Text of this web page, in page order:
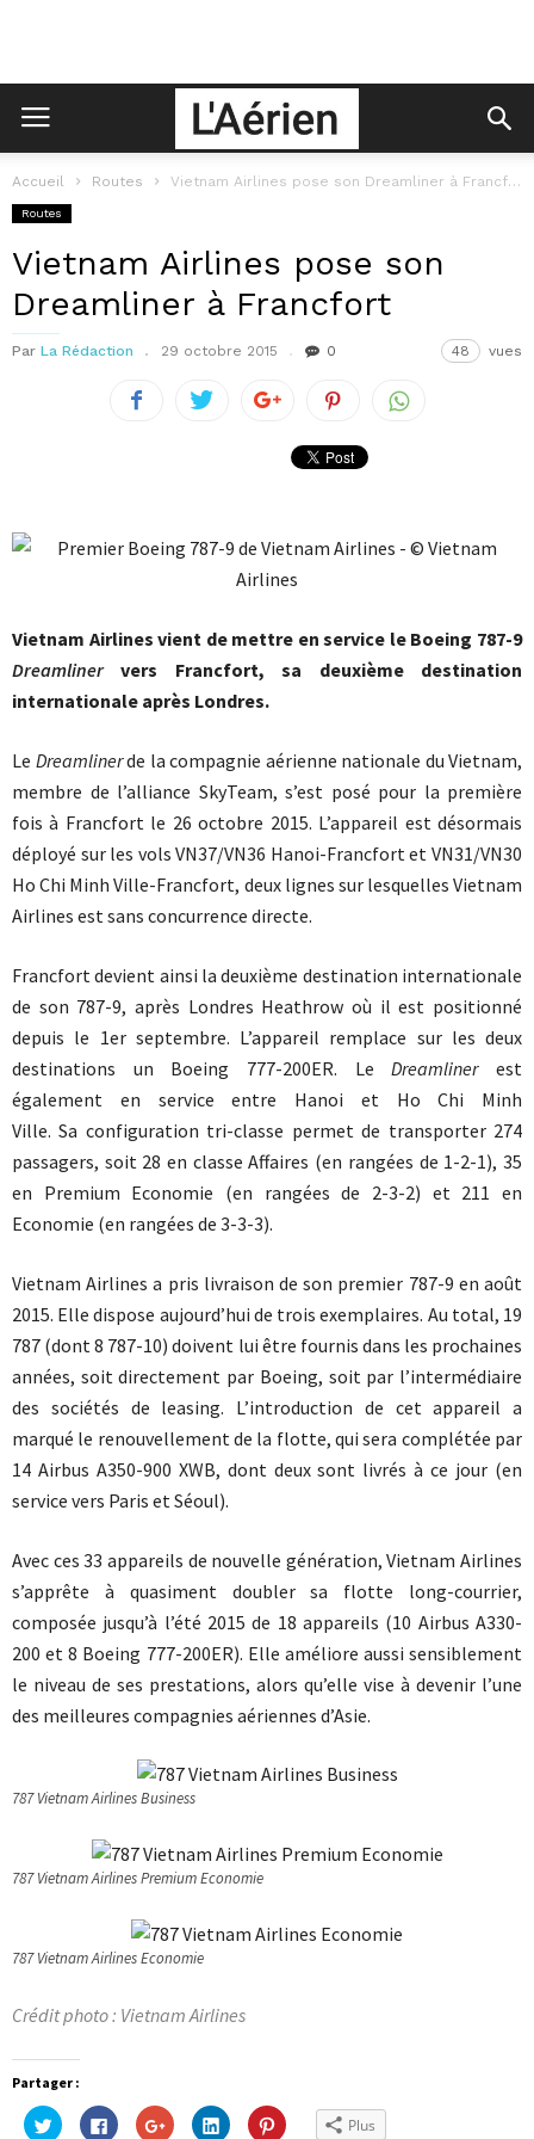
Accueil Routes Vietnam Airlines pose son Dreamliner à Francfort
Routes
Vietnam Airlines pose son
Dreamliner à Francfort
Par La Rédaction 29 octobre 2015 0 48 vues
Vietnam Airlines vient de mettre en service le Boeing 787-9
Dreamlinervers Francfort, sa deuxième destination
internationale après Londres.
Le Dreamlinerde la compagnie aérienne nationale du Vietnam,
membre de l’alliance SkyTeam, s’est posé pour la première
fois à Francfort le 26 octobre 2015. L’appareil est désormais
déployé sur les vols VN37/VN36 Hanoi-Francfort et VN31/VN30
Ho Chi Minh Ville-Francfort, deux lignes sur lesquelles Vietnam
Airlines est sans concurrence directe.
Francfort devient ainsi la deuxième destination internationale
de son 787-9, après Londres Heathrow où il est positionné
depuis le 1er septembre. L’appareil remplace sur les deux
destinations un Boeing 777-200ER. LeDreamlinerest
également en service entre Hanoi et Ho Chi Minh
Ville. Sa configuration tri-classe permet de transporter 274
passagers, soit 28 en classe Affaires (en rangées de 1-2-1), 35
en Premium Economie (en rangées de 2-3-2) et 211 en
Economie (en rangées de 3-3-3).
Vietnam Airlines a pris livraison de son premier 787-9 en août
2015. Elle dispose aujourd’hui de trois exemplaires. Au total, 19
787 (dont 8 787-10) doivent lui être fournis dans les prochaines
années, soit directement par Boeing, soit par l’intermédiaire
des sociétés de leasing. L’introduction de cet appareil a
marqué le renouvellement de la flotte, qui sera complétée par
14 Airbus A350-900 XWB, dont deux sont livrés à ce jour (en
service vers Paris et Séoul).
Avec ces 33 appareils de nouvelle génération, Vietnam Airlines
s’apprête à quasiment doubler sa flotte long-courrier,
composée jusqu’à l’été 2015 de 18 appareils (10 Airbus A330-
200 et 8 Boeing 777-200ER). Elle améliore aussi sensiblement
le niveau de ses prestations, alors qu’elle vise à devenir l’une
des meilleures compagnies aériennes d’Asie.
787 Vietnam Airlines Business
787 Vietnam Airlines Premium Economie
787 Vietnam Airlines Economie
Crédit photo : Vietnam Airlines
Partager :
Cliquez
pour
Cliquez
pour
Cliquez
pour
Cliquez
pour
Cliquez
pour Plus